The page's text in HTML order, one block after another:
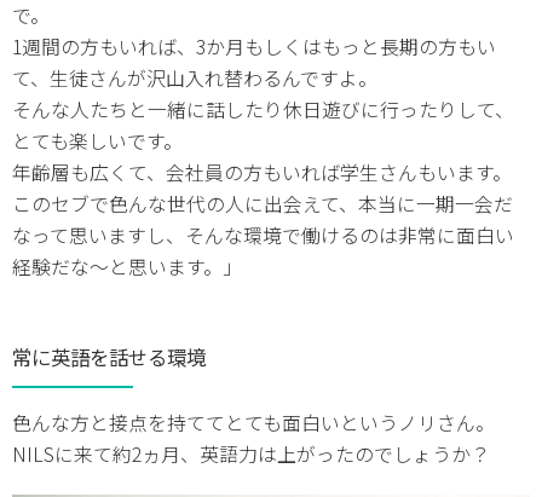
で。
1週間の方もいれば、3か月もしくはもっと長期の方もい
て、生徒さんが沢山入れ替わるんですよ。
そんな人たちと一緒に話したり休日遊びに行ったりして、
とても楽しいです。
年齢層も広くて、会社員の方もいれば学生さんもいます。
このセブで色んな世代の人に出会えて、本当に一期一会だ
なって思いますし、そんな環境で働けるのは非常に面白い
経験だな～と思います。」
常に英語を話せる環境
色んな方と接点を持ててとても面白いというノリさん。
NILSに来て約2ヵ月、英語力は上がったのでしょうか？